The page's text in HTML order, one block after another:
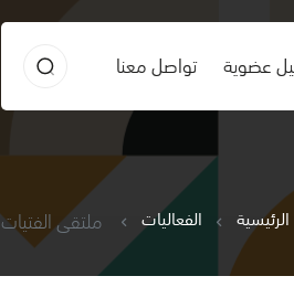
عضوية تواصل معنا
الرئيسية الفعاليات ملتقى الفتيات